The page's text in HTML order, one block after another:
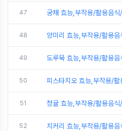
47 궁채 효능,부작용/활용음
48 양미리 효능,부작용/활용
49 도루묵 효능,부작용/활용
50 피스타치오 효능,부작용/
51 청귤 효능,부작용/활용음식
52 치커리 효능,부작용/활용